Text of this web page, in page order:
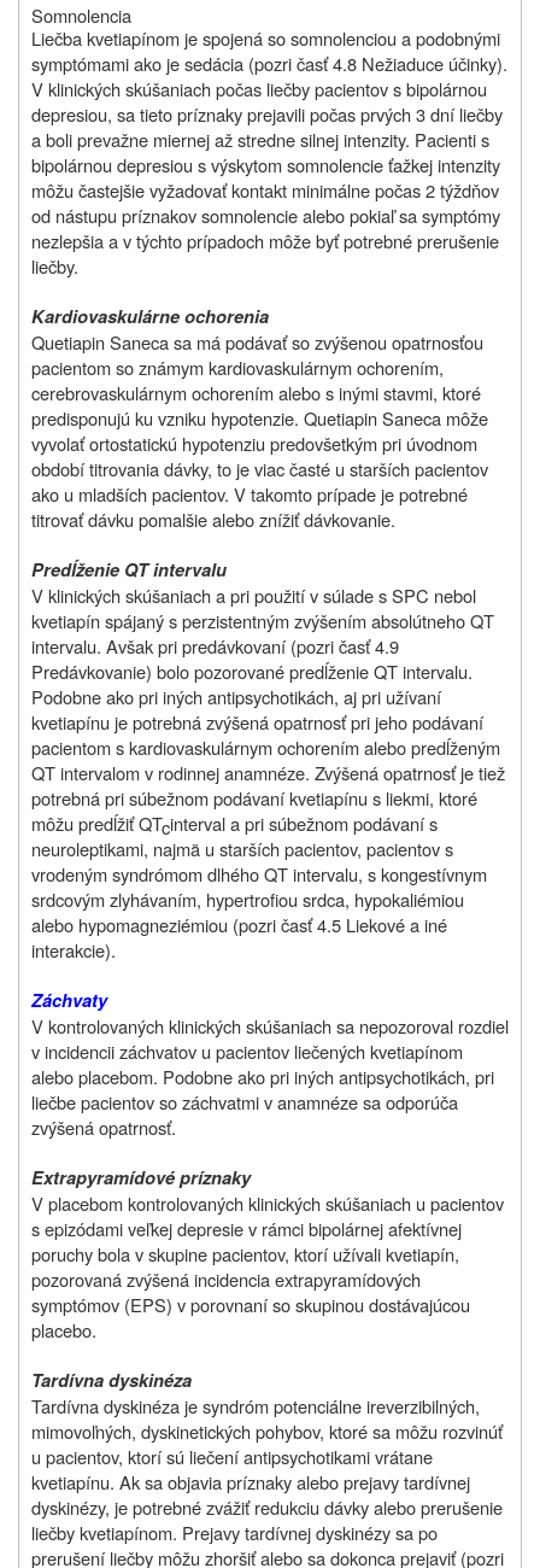
Somnolencia
Liečba kvetiapínom je spojená so somnolenciou a podobnými
symptómami ako je sedácia (pozri časť 4.8 Nežiaduce účinky).
V klinických skúšaniach počas liečby pacientov s bipolárnou
depresiou, sa tieto príznaky prejavili počas prvých 3 dní liečby
a boli prevažne miernej až stredne silnej intenzity. Pacienti s
bipolárnou depresiou s výskytom somnolencie ťažkej intenzity
môžu častejšie vyžadovať kontakt minimálne počas 2 týždňov
od nástupu príznakov somnolencie alebo pokiaľ sa symptómy
nezlepšia a v týchto prípadoch môže byť potrebné prerušenie
liečby.
Kardiovaskulárne ochorenia
Quetiapin Saneca sa má podávať so zvýšenou opatrnosťou
pacientom so známym kardiovaskulárnym ochorením,
cerebrovaskulárnym ochorením alebo s inými stavmi, ktoré
predisponujú ku vzniku hypotenzie. Quetiapin Saneca môže
vyvolať ortostatickú hypotenziu predovšetkým pri úvodnom
období titrovania dávky, to je viac časté u starších pacientov
ako u mladších pacientov. V takomto prípade je potrebné
titrovať dávku pomalšie alebo znížiť dávkovanie.
Predĺženie QT intervalu
V klinických skúšaniach a pri použití v súlade s SPC nebol
kvetiapínspájaný sperzistentným zvýšením absolútneho QT
intervalu. Avšak pri predávkovaní (pozri časť 4.9
Predávkovanie) bolo pozorované predĺženie QT intervalu.
Podobne ako pri iných antipsychotikách, aj pri užívaní
kvetiapínu je potrebná zvýšená opatrnosť pri jeho podávaní
pacientom s kardiovaskulárnym ochorením alebo predĺženým
QT intervalom v rodinnej anamnéze. Zvýšená opatrnosť je tiež
potrebná pri súbežnom podávaní kvetiapínu s liekmi, ktoré
môžu predĺžiť QTcinterval a pri súbežnom podávaní s
neuroleptikami, najmä u starších pacientov, pacientov s
vrodeným syndrómom dlhého QT intervalu, s kongestívnym
srdcovým zlyhávaním, hypertrofiou srdca, hypokaliémiou
alebo hypomagneziémiou (pozri časť 4.5 Liekové a iné
interakcie).
Záchvaty
V kontrolovaných klinických skúšaniach sa nepozoroval rozdiel
v incidencii záchvatov u pacientov liečených kvetiapínom
alebo placebom. Podobne ako pri iných antipsychotikách, pri
liečbe pacientov so záchvatmi v anamnéze sa odporúča
zvýšená opatrnosť.
Extrapyramídové príznaky
V placebom kontrolovaných klinických skúšaniach u pacientov
s epizódami veľkej depresie v rámci bipolárnej afektívnej
poruchy bola v skupine pacientov, ktorí užívali kvetiapín,
pozorovaná zvýšená incidencia extrapyramídových
symptómov (EPS) v porovnaní so skupinou dostávajúcou
placebo.
Tardívna dyskinéza
Tardívna dyskinéza je syndróm potenciálne ireverzibilných,
mimovoľných, dyskinetických pohybov, ktoré sa môžu rozvinúť
u pacientov, ktorí sú liečení antipsychotikami vrátane
kvetiapínu. Ak sa objavia príznaky alebo prejavy tardívnej
dyskinézy, je potrebné zvážiť redukciu dávky alebo prerušenie
liečby kvetiapínom. Prejavy tardívnej dyskinézy sa po
prerušení liečby môžu zhoršiť alebo sa dokonca prejaviť (pozri